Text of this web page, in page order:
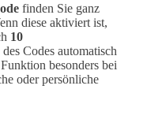
finden Sie ganz
diese aktiviert ist,
10
des Codes automatisch
besonders bei
oder persönliche